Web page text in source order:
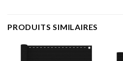
PRODUITS SIMILAIRES